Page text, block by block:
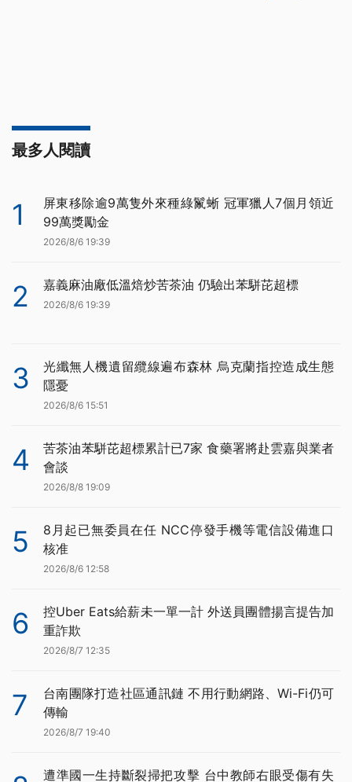
最多人閱讀
1
屏東移除逾9萬隻外來種綠鬣蜥 冠軍獵人7個月領近
99萬獎勵金
2026/8/6 19:39
2 嘉義麻油廠低溫焙炒苦茶油 仍驗出苯駢芘超標
2026/8/6 19:39
3
光纖無人機遺留纜線遍布森林 烏克蘭指控造成生態
隱憂
2026/8/6 15:51
4
苦茶油苯駢芘超標累計已7家 食藥署將赴雲嘉與業者
會談
2026/8/8 19:09
5
8月起已無委員在任 NCC停發手機等電信設備進口
核准
2026/8/6 12:58
6
控Uber Eats給薪未一單一計 外送員團體揚言提告加
重詐欺
2026/8/7 12:35
7
台南團隊打造社區通訊鏈 不用行動網路、Wi-Fi仍可
傳輸
2026/8/7 19:40
遭準國一生持斷裂掃把攻擊 台中教師右眼受傷有失